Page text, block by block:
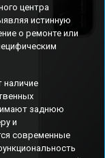
центра
истинную
о ремонте или
наличие
заднюю
и
современные